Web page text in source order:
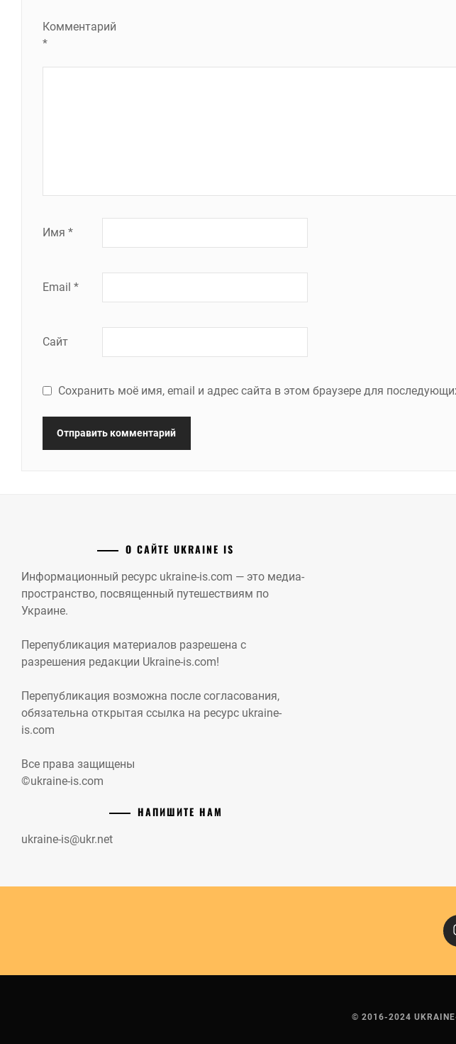
Комментарий
*
Имя *
Email *
Сайт
Сохранить моё имя, email и адрес сайта в этом браузере для
О САЙТЕ UKRAINE IS
Информационный ресурс ukraine-is.com — это медиа-
пространство, посвященный путешествиям по
Украине.
Перепубликация материалов разрешена с
разрешения редакции Ukraine-is.com!
Перепубликация возможна после согласования,
обязательна открытая ссылка на ресурс ukraine-
is.com
Все права защищены
©ukraine-is.com
НАПИШИТЕ НАМ
ukraine-is@ukr.net
© 2016-2024